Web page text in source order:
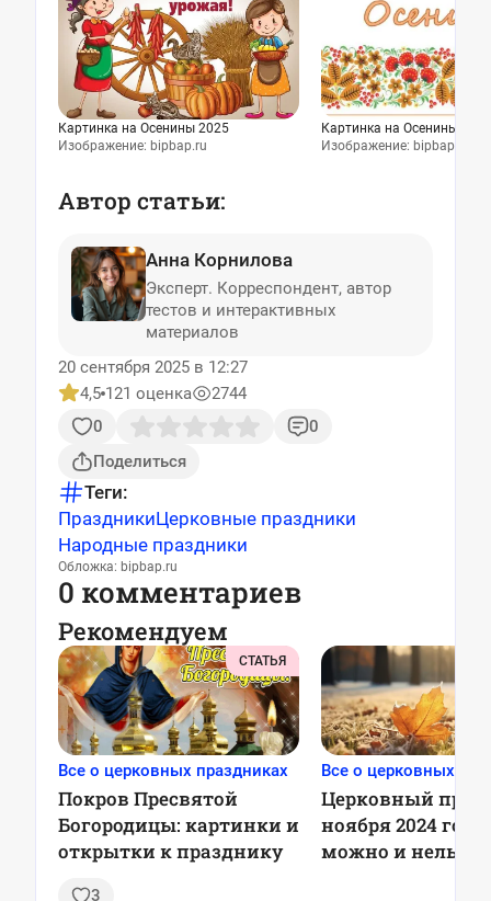
Картинка на Осенины 2025
Изображение: bipbap.ru
Картинка на Осенины 2025
Изображение: bipbap.ru
Автор статьи:
Анна Корнилова
Эксперт. Корреспондент, автор
тестов и интерактивных
материалов
20 сентября 2025 в 12:27
4,5 121 оценка
2744
0
0
Поделиться
Теги:
ПраздникиЦерковные праздники
Народные праздники
Обложка: bipbap.ru
0 комментариев
Рекомендуем
СТАТЬЯ
Все о церковных праздниках
Покров Пресвятой
Богородицы: картинки и
открытки к празднику
3
Все о церковных
Церковный
ноября 2024
можно и нельзя